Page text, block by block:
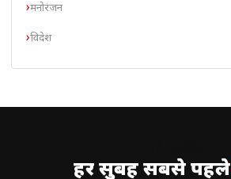
मनोरंजन
विदेश
हर सुबह सबसे पहले